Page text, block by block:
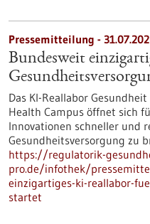
Pressemitteilung -
Bundesweit
Das KI-Reallabor
Health Campus öffnet sich
Innovationen schneller und
Gesundheitsversorgung zu
https://regulatorik-
pro.de/infothek/
einzigartiges-ki-reallabor-
startet